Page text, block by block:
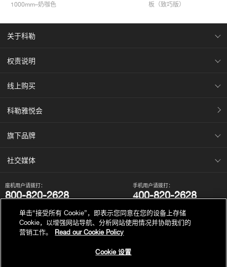
1000mm–奶咖色
板（致巧版）
关于科勒
权责说明
线上购买
科勒雅悦会
旗下品牌
社交媒体
座机用户请拨打：
800-820-2628
手机用户请拨打：
400-820-2628
我们的电话服务时间为：
周一至周日，上午8点至晚上10点（法定节假日除外）。
单击“接受所有 Cookie”，即表示您同意在您的设备上存储
Cookie，以增强网站导航、分析网站使用情况并协助我们的
营销工作。
Read our Cookie Policy
Cookie 设置